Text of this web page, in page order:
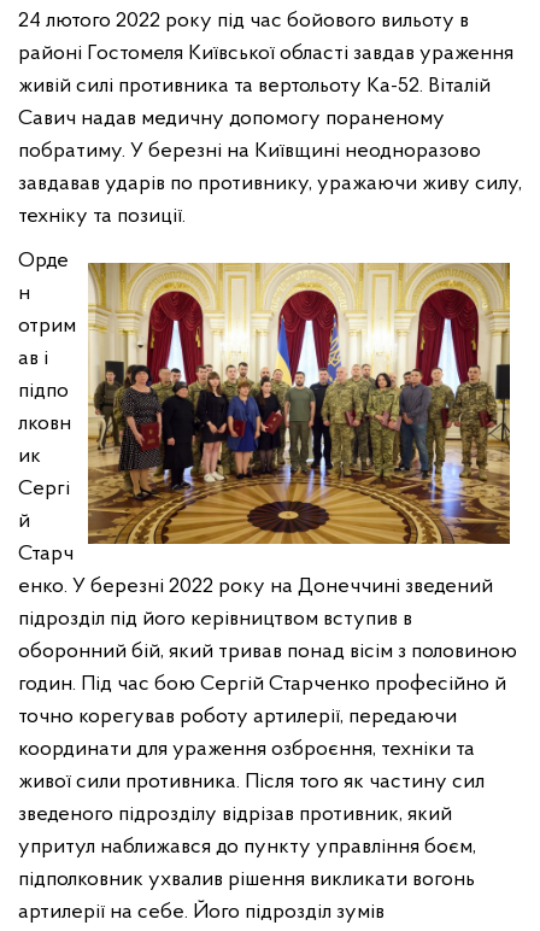
24 лютого 2022 року під час бойового вильоту в
районі Гостомеля Київської області завдав ураження
живій силі противника та вертольоту Ка-52. Віталій
Савич надав медичну допомогу пораненому
побратиму. У березні на Київщині неодноразово
завдавав ударів по противнику, уражаючи живу силу,
техніку та позиції.
Орде
н
отрим
ав і
підпо
лковн
ик
Сергі
й
Старч
енко. У березні 2022 року на Донеччині зведений
підрозділ під його керівництвом вступив в
оборонний бій, який тривав понад вісім з половиною
годин. Під час бою Сергій Старченко професійно й
точно корегував роботу артилерії, передаючи
координати для ураження озброєння, техніки та
живої сили противника. Після того як частину сил
зведеного підрозділу відрізав противник, який
упритул наближався до пункту управління боєм,
підполковник ухвалив рішення викликати вогонь
артилерії на себе. Його підрозділ зумів